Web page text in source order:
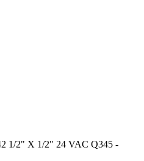
1/2" X 1/2" 24 VAC Q345 -